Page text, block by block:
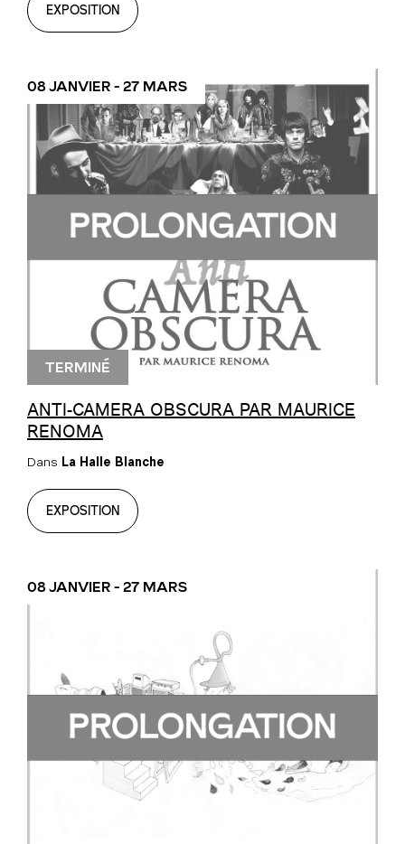
EXPOSITION
08 JANVIER - 27 MARS
TERMINÉ
ANTI-CAMERA OBSCURA PAR MAURICE
RENOMA
Dans La Halle Blanche
EXPOSITION
08 JANVIER - 27 MARS